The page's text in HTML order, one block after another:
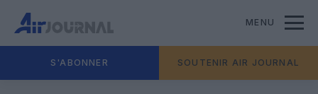
MENU
S'ABONNER SOUTENIR AIR JOURNAL